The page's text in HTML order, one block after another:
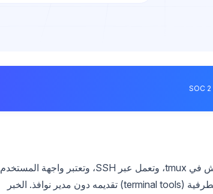
بعض المطورين لا يرغبون أبدًا في مغادرة لوحة المفاتيح. إذا كنت تعيش في tmux، وتعمل عبر SSH، وتعتبر واجهة المستخدم
الرسومية (GUI) عائقًا، فأنت تريد عميل REST API يمكن لأدوات الطرفية (terminal tools) تقديمه دون مدير نوافذ. الخبر